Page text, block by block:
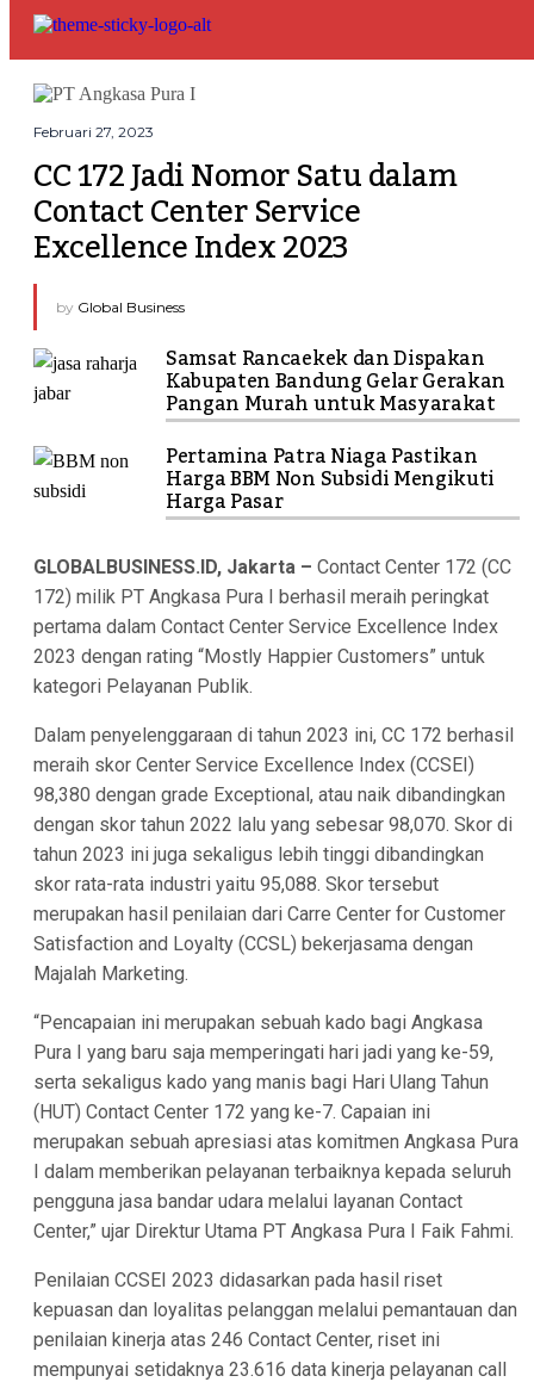
Februari 27, 2023
CC 172 Jadi Nomor Satu dalam
Contact Center Service
Excellence Index 2023
by Global Business
Samsat Rancaekek dan Dispakan
Kabupaten Bandung Gelar Gerakan
Pangan Murah untuk Masyarakat
Pertamina Patra Niaga Pastikan
Harga BBM Non Subsidi Mengikuti
Harga Pasar
GLOBALBUSINESS.ID, Jakarta – Contact Center 172 (CC
172) milik PT Angkasa Pura I berhasil meraih peringkat
pertama dalam Contact Center Service Excellence Index
2023 dengan rating “Mostly Happier Customers” untuk
kategori Pelayanan Publik.
Dalam penyelenggaraan di tahun 2023 ini, CC 172 berhasil
meraih skor Center Service Excellence Index (CCSEI)
98,380 dengan grade Exceptional, atau naik dibandingkan
dengan skor tahun 2022 lalu yang sebesar 98,070. Skor di
tahun 2023 ini juga sekaligus lebih tinggi dibandingkan
skor rata-rata industri yaitu 95,088. Skor tersebut
merupakan hasil penilaian dari Carre Center for Customer
Satisfaction and Loyalty (CCSL) bekerjasama dengan
Majalah Marketing.
“Pencapaian ini merupakan sebuah kado bagi Angkasa
Pura I yang baru saja memperingati hari jadi yang ke-59,
serta sekaligus kado yang manis bagi Hari Ulang Tahun
(HUT) Contact Center 172 yang ke-7. Capaian ini
merupakan sebuah apresiasi atas komitmen Angkasa Pura
I dalam memberikan pelayanan terbaiknya kepada seluruh
pengguna jasa bandar udara melalui layanan Contact
Center,” ujar Direktur Utama PT Angkasa Pura I Faik Fahmi.
Penilaian CCSEI 2023 didasarkan pada hasil riset
kepuasan dan loyalitas pelanggan melalui pemantauan dan
penilaian kinerja atas 246 Contact Center, riset ini
mempunyai setidaknya 23.616 data kinerja pelayanan call